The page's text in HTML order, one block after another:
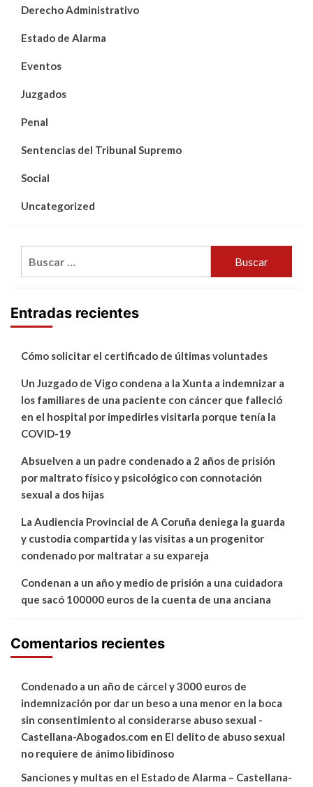
Derecho Administrativo
Estado de Alarma
Eventos
Juzgados
Penal
Sentencias del Tribunal Supremo
Social
Uncategorized
Entradas recientes
Cómo solicitar el certificado de últimas voluntades
Un Juzgado de Vigo condena a la Xunta a indemnizar a
los familiares de una paciente con cáncer que falleció
en el hospital por impedirles visitarla porque tenía la
COVID-19
Absuelven a un padre condenado a 2 años de prisión
por maltrato físico y psicológico con connotación
sexual a dos hijas
La Audiencia Provincial de A Coruña deniega la guarda
y custodia compartida y las visitas a un progenitor
condenado por maltratar a su expareja
Condenan a un año y medio de prisión a una cuidadora
que sacó 100000 euros de la cuenta de una anciana
Comentarios recientes
Condenado a un año de cárcel y 3000 euros de
indemnización por dar un beso a una menor en la boca
sin consentimiento al considerarse abuso sexual -
Castellana-Abogados.com en El delito de abuso sexual
no requiere de ánimo libidinoso
Sanciones y multas en el Estado de Alarma – Castellana-